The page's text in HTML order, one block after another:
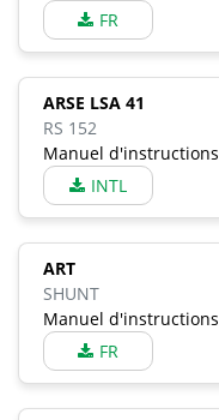
FR
ARSE LSA 41
RS 152
Manuel d'instructions
INTL
ART
SHUNT
Manuel d'instructions
FR